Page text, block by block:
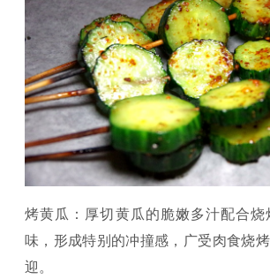
烤黄瓜：厚切黄瓜的脆嫩多汁配合烧
味，形成特别的冲撞感，广受肉食烧
迎。